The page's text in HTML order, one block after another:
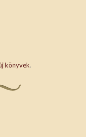
könyvek.